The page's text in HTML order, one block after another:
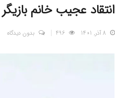
انتقاد عجیب خانم
8 آذر, 1401 بدون دیدگاه